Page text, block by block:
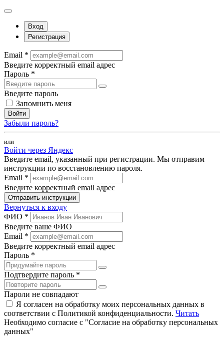
Вход
Регистрация
Email *
Введите корректный email адрес
Пароль *
Введите пароль
Запомнить меня
Войти
Забыли пароль?
или
Войти через Яндекс
Введите email, указанный при регистрации. Мы отправим
инструкции по восстановлению пароля.
Email *
Введите корректный email адрес
Отправить инструкции
Вернуться к входу
ФИО *
Введите ваше ФИО
Email *
Введите корректный email адрес
Пароль *
Подтвердите пароль *
Пароли не совпадают
Я согласен на обработку моих персональных данных в
соответствии с Политикой конфиденциальности. Читать
Необходимо согласие с "Согласие на обработку персональных
данных"